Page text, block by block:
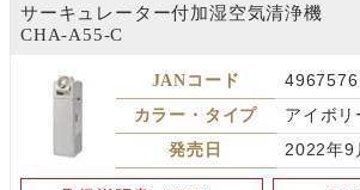
サーキュレーター付加湿空気清浄機
CHA-A55-C
JANコード
カラー・タイプ
アイボリ
発売日
2022年9